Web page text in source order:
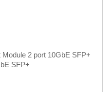
2 port 10GbE SFP+
SFP+